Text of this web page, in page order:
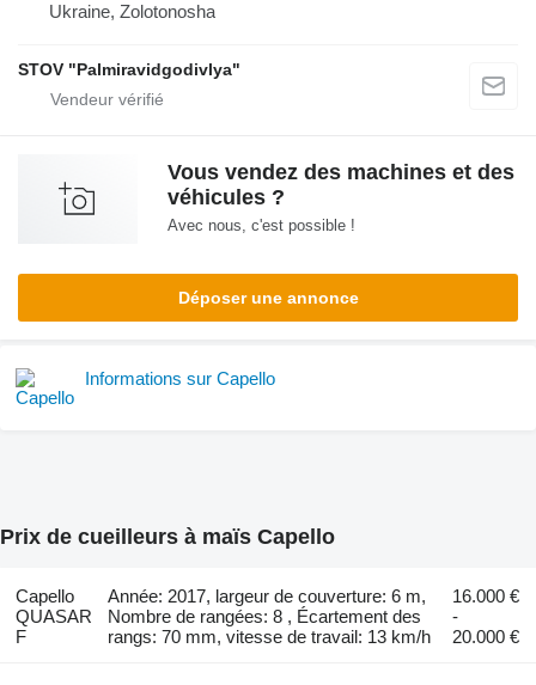
Ukraine, Zolotonosha
STOV "Palmiravidgodivlya"
Vous vendez des machines et des
véhicules ?
Avec nous, c'est possible !
Déposer une annonce
Informations sur Capello
Prix de cueilleurs à maïs Capello
Capello
QUASAR
F
Année: 2017, largeur de couverture: 6 m,
Nombre de rangées: 8 , Écartement des
rangs: 70 mm, vitesse de travail: 13 km/h
16.000 €
-
20.000 €